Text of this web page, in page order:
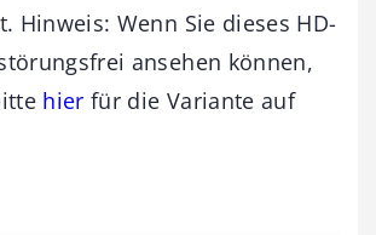
Hinweis: Wenn Sie dieses HD-
ansehen können,
hier für die Variante auf